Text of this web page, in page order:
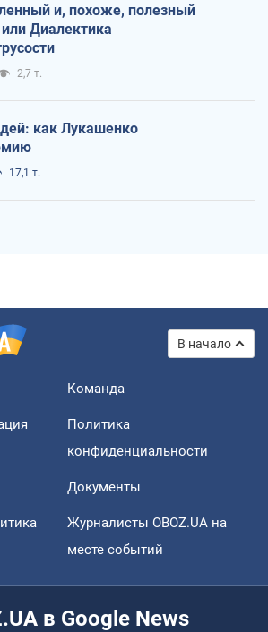
и, похоже, полезный
Диалектика
2,7 т.
как Лукашенко
17,1 т.
В начало
Команда
Политика
конфиденциальности
Документы
Журналисты OBOZ.UA на
месте событий
в Google News